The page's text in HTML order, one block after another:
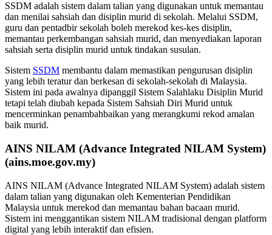
SSDM adalah sistem dalam talian yang digunakan untuk memantau
dan menilai sahsiah dan disiplin murid di sekolah. Melalui SSDM,
guru dan pentadbir sekolah boleh merekod kes-kes disiplin,
memantau perkembangan sahsiah murid, dan menyediakan laporan
sahsiah serta disiplin murid untuk tindakan susulan.
Sistem SSDM membantu dalam memastikan pengurusan disiplin
yang lebih teratur dan berkesan di sekolah-sekolah di Malaysia.
Sistem ini pada awalnya dipanggil Sistem Salahlaku Disiplin Murid
tetapi telah diubah kepada Sistem Sahsiah Diri Murid untuk
mencerminkan penambahbaikan yang merangkumi rekod amalan
baik murid.
AINS NILAM (Advance Integrated NILAM System)
(ains.moe.gov.my)
AINS NILAM (Advance Integrated NILAM System) adalah sistem
dalam talian yang digunakan oleh Kementerian Pendidikan
Malaysia untuk merekod dan memantau bahan bacaan murid.
Sistem ini menggantikan sistem NILAM tradisional dengan platform
digital yang lebih interaktif dan efisien.